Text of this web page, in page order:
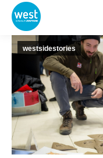
westsidestories